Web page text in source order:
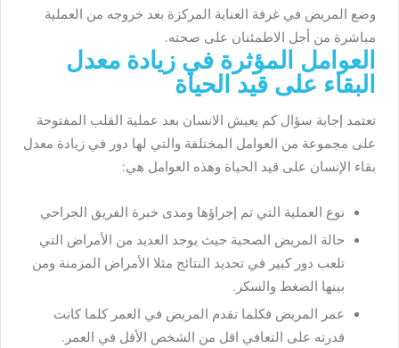
وضع المريض في غرفة العناية المركزة بعد خروجه من العملية
مباشرة من أجل الاطمئنان على صحته.
العوامل المؤثرة في زيادة معدل
البقاء على قيد الحياة
تعتمد إجابة سؤال كم يعيش الانسان بعد عملية القلب المفتوحة
على مجموعة من العوامل المختلفة والتي لها دور في زيادة معدل
بقاء الإنسان على قيد الحياة وهذه العوامل هي:
نوع العملية التي تم إجراؤها ومدى خبرة الفريق الجراحي
حالة المريض الصحية حيث يوجد العديد من الأمراض التي
تلعب دور كبير في تحديد النتائج مثلا الأمراض المزمنة ومن
بينها الضغط والسكر.
عمر المريض فكلما تقدم المريض في العمر كلما كانت
قدرته على التعافي اقل من الشخص الأقل في العمر.